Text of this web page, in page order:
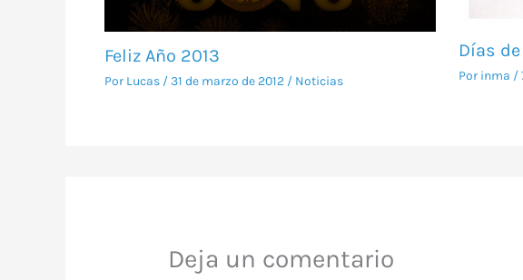
Feliz Año 2013
Por Lucas /31 de marzo de 2012 / Noticias
Días
Por inma /
Deja un comentario